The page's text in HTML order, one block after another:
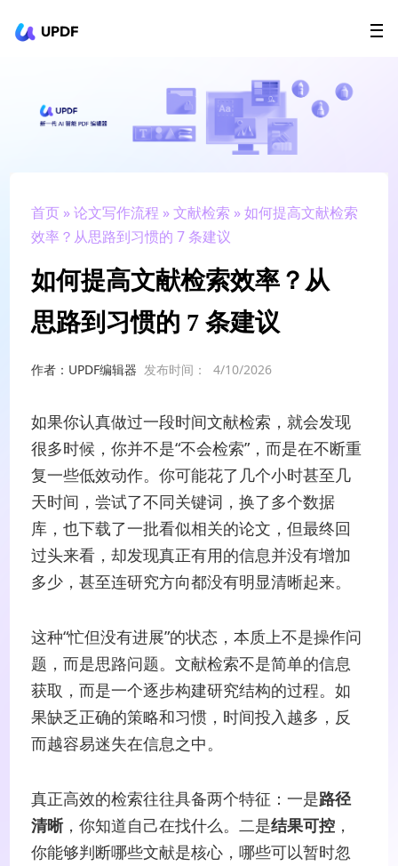
UPDF
AI Agents
政企采购
升级会员
首页 »论文写作流程 »文献检索 » 如何提高文献检索
效率？从思路到习惯的 7 条建议
如何提高文献检索效率？从
思路到习惯的 7 条建议
作者：UPDF编辑器 发布时间： 4/10/2026
如果你认真做过一段时间文献检索，就会发现
很多时候，你并不是“不会检索”，而是在不断重
复一些低效动作。你可能花了几个小时甚至几
天时间，尝试了不同关键词，换了多个数据
库，也下载了一批看似相关的论文，但最终回
过头来看，却发现真正有用的信息并没有增加
多少，甚至连研究方向都没有明显清晰起来。
这种“忙但没有进展”的状态，本质上不是操作问
题，而是思路问题。文献检索不是简单的信息
获取，而是一个逐步构建研究结构的过程。如
果缺乏正确的策略和习惯，时间投入越多，反
而越容易迷失在信息之中。
真正高效的检索往往具备两个特征：一是路径
清晰，你知道自己在找什么。二是结果可控 ，
你能够判断哪些文献是核心，哪些可以暂时忽